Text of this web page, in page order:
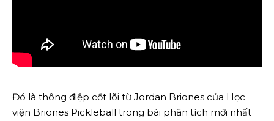
Đó là thông điệp cốt lõi từ Jordan Briones của Học
viện Briones Pickleball trong bài phân tích mới nhất